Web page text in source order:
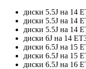
диски 5.5J на 14
диски 5.5J на 14
диски 5.5J на 14
диски 6J на 14
диски 6.5J на 15
диски 6.5J на 15
диски 6.5J на 16